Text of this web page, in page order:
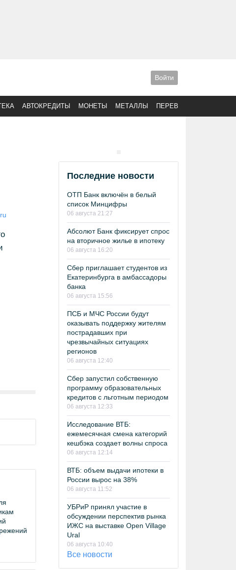
Войти
АВТОКРЕДИТЫ МОНЕТЫ МЕТАЛЛЫ ПЕРЕВОДЫ
Последние новости
ОТП Банк включён в белый
список Минцифры
06 августа 21:27
Абсолют Банк фиксирует спрос
на вторичное жилье в ипотеку
06 августа 16:20
Сбер приглашает студентов из
Екатеринбурга в амбассадоры
банка
06 августа 15:56
ПСБ и МЧС России будут
оказывать поддержку жителям
пострадавших при
чрезвычайных ситуациях
регионов
06 августа 12:40
Сбер запустил собственную
программу образовательных
кредитов с льготным периодом
06 августа 12:33
Исследование ВТБ:
ежемесячная смена категорий
кешбэка создает волны спроса
06 августа 12:14
ВТБ: объем выдачи ипотеки в
России вырос на 38%
06 августа 11:52
УБРиР принял участие в
обсуждении перспектив рынка
ИЖС на выставке Open Village
Ural
06 августа 10:40
Все новости